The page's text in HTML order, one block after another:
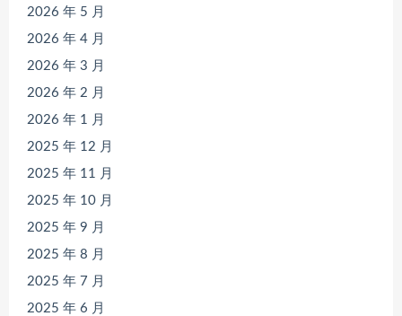
2026 年 5 月
2026 年 4 月
2026 年 3 月
2026 年 2 月
2026 年 1 月
2025 年 12 月
2025 年 11 月
2025 年 10 月
2025 年 9 月
2025 年 8 月
2025 年 7 月
2025 年 6 月